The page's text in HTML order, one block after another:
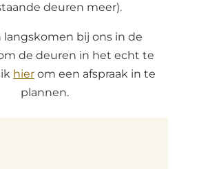
deuren meer).
langskomen bij ons in de
de deuren in het echt te
hierom een afspraak in te
plannen.